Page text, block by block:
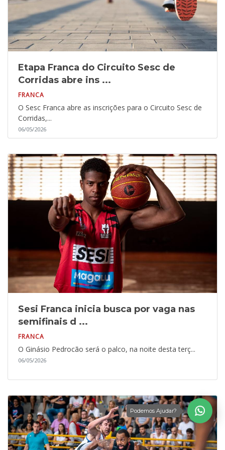
Etapa Franca do Circuito Sesc de
Corridas abre ins ...
FRANCA
O Sesc Franca abre as inscrições para o Circuito Sesc de
Corridas,...
06/05/2026
Sesi Franca inicia busca por vaga nas
semifinais d ...
FRANCA
O Ginásio Pedrocão será o palco, na noite desta terç...
06/05/2026
Podemos Ajudar?